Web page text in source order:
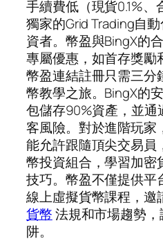
手續費低（現貨0.1%
獨家的Grid Trading自
資者。幣盈與BingX的
專屬優惠，如首存獎勵
幣盈連結註冊只需三分
幣教學之旅。BingX的
包儲存90%資產，並
客風險。對於進階玩家
能允許跟隨頂尖交易員
幣投資組合，學習加密
技巧。幣盈不僅提供平
線上虛擬貨幣課程，邀
貨幣法規和市場趨勢
阱。